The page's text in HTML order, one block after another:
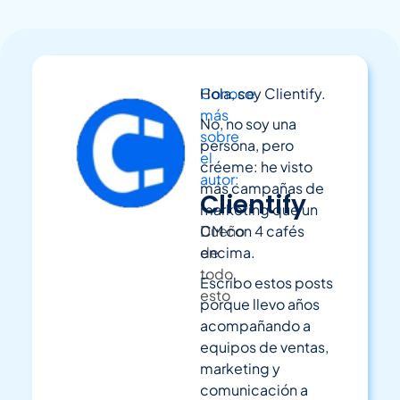
Conoce
más
sobre
el
autor:
Clientify
Dueño
de
todo
esto
Hola, soy Clientify.
No, no soy una
persona, pero
créeme: he visto
más campañas de
marketing que un
CM con 4 cafés
encima.
Escribo estos posts
porque llevo años
acompañando a
equipos de ventas,
marketing y
comunicación a